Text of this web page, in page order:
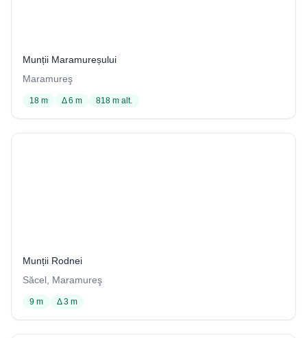
Munții Maramureșului
Maramureş
18 m Δ 6 m 818 m alt.
Munții Rodnei
Săcel, Maramureş
9 m Δ 3 m